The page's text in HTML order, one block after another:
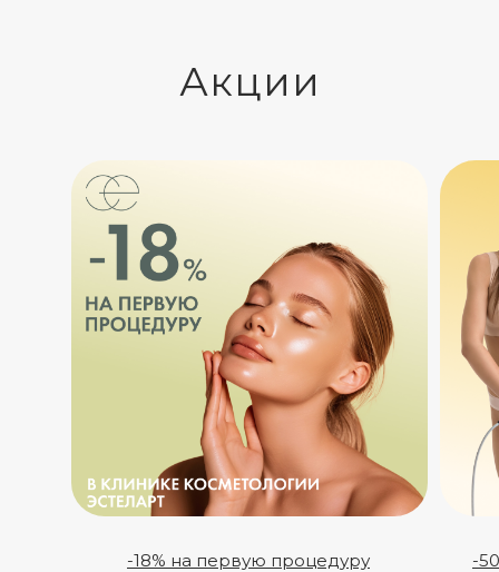
Акции
-18% на первую процедуру -